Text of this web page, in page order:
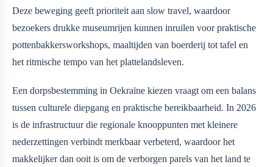
Deze beweging geeft prioriteit aan slow travel, waardoor
bezoekers drukke museumrijen kunnen inruilen voor praktische
pottenbakkersworkshops, maaltijden van boerderij tot tafel en
het ritmische tempo van het plattelandsleven.
Een dorpsbestemming in Oekraïne kiezen vraagt om een balans
tussen culturele diepgang en praktische bereikbaarheid. In 2026
is de infrastructuur die regionale knooppunten met kleinere
nederzettingen verbindt merkbaar verbeterd, waardoor het
makkelijker dan ooit is om de verborgen parels van het land te